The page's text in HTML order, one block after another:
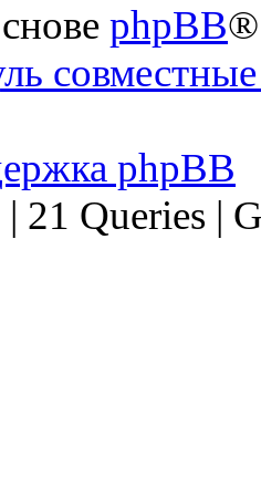
phpBB®
phpBB
21 Queries |